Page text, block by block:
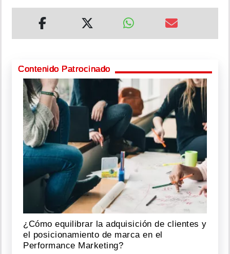
Contenido Patrocinado
¿Cómo equilibrar la adquisición de clientes y
el posicionamiento de marca en el
Performance Marketing?